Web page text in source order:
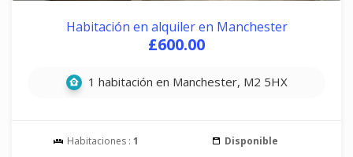
Habitación en alquiler en Manchester
£600.00
1 habitación en Manchester, M2 5HX
Habitaciones : 1 Disponible